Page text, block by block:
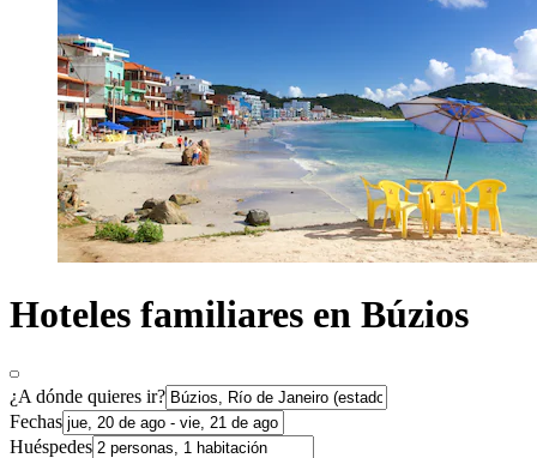
Hoteles familiares en Búzios
¿A dónde quieres ir?
Fechas
Huéspedes